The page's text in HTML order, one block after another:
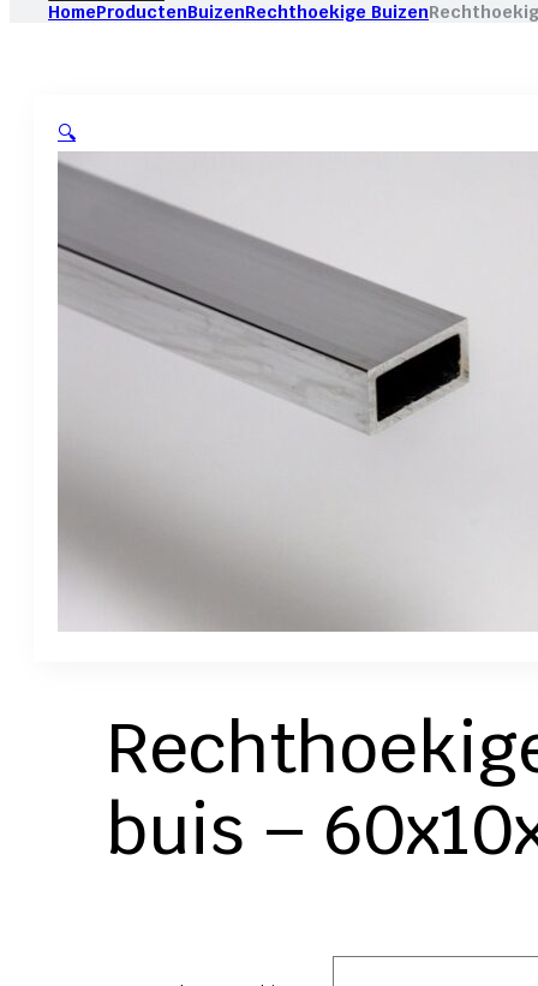
HomeProductenBuizenRechthoekige Buizen
🔍
buis –